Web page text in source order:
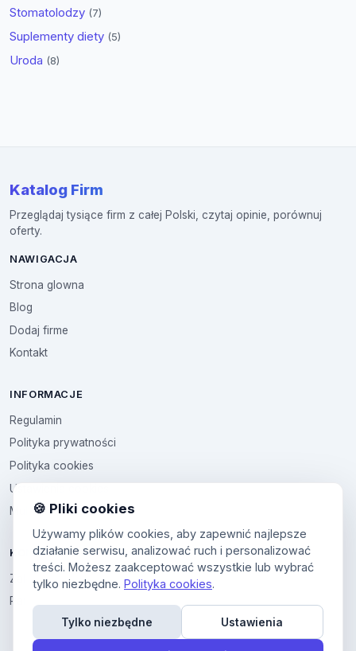
Stomatolodzy (7)
Suplementy diety (5)
Uroda (8)
Katalog Firm
Przeglądaj tysiące firm z całej Polski, czytaj opinie, porównuj
oferty.
NAWIGACJA
Strona glowna
Blog
Dodaj firme
Kontakt
INFORMACJE
Regulamin
Polityka prywatności
Polityka cookies
Ustawienia cookies
Multikod
KONTO
Zaloguj sie
Panel uzytkownika
🍪 Pliki cookies
Używamy plików cookies, aby zapewnić najlepsze
działanie serwisu, analizować ruch i personalizować
treści. Możesz zaakceptować wszystkie lub wybrać
tylko niezbędne. Polityka cookies.
Tylko niezbędne Ustawienia